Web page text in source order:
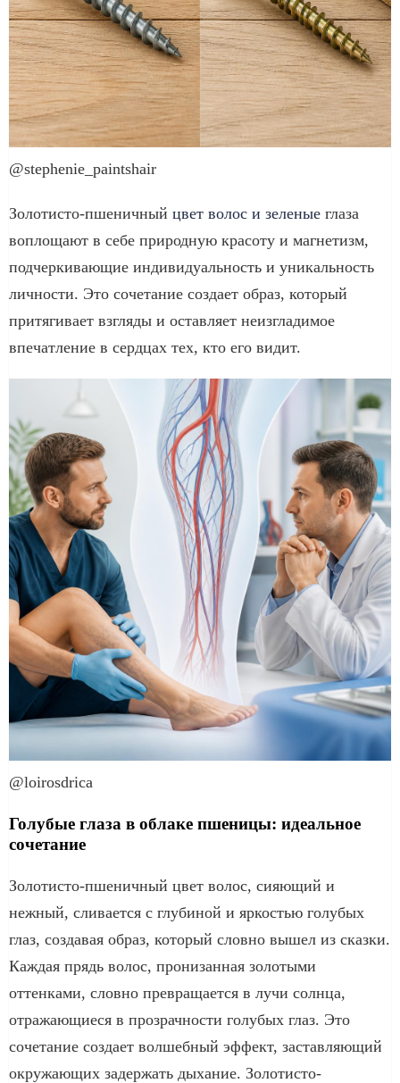
@stephenie_paintshair
Золотисто-пшеничный цвет волос и зеленые глаза
воплощают в себе природную красоту и магнетизм,
подчеркивающие индивидуальность и уникальность
личности. Это сочетание создает образ, который
притягивает взгляды и оставляет неизгладимое
впечатление в сердцах тех, кто его видит.
@loirosdrica
Голубые глаза в облаке пшеницы: идеальное
сочетание
Золотисто-пшеничный цвет волос, сияющий и
нежный, сливается с глубиной и яркостью голубых
глаз, создавая образ, который словно вышел из сказки.
Каждая прядь волос, пронизанная золотыми
оттенками, словно превращается в лучи солнца,
отражающиеся в прозрачности голубых глаз. Это
сочетание создает волшебный эффект, заставляющий
окружающих задержать дыхание. Золотисто-